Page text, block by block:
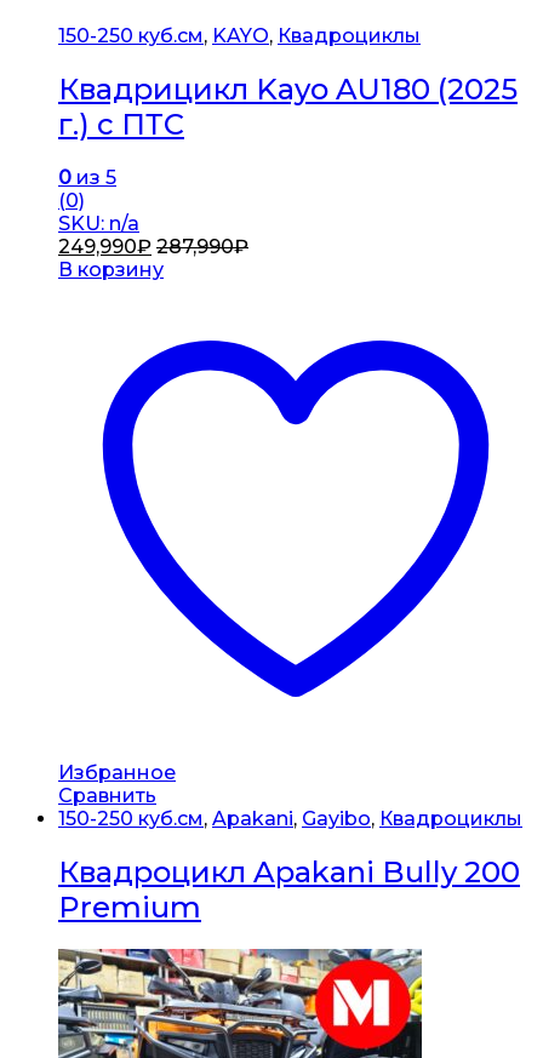
150-250 куб.см, KAYO, Квадроциклы
Квадрицикл Kayo AU180 (2025
г.) c ПТС
0 из 5
(0)
SKU: n/a
249,990₽ 287,990₽
В корзину
Избранное
Сравнить
150-250 куб.см, Apakani, Gayibo, Квадроциклы
Квадроцикл Apakani Bully 200
Premium